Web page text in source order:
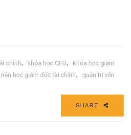
chính, khóa học CFO,
khóa học giám
nên học giám đốc tài chính,
quản trị vốn
SHARE